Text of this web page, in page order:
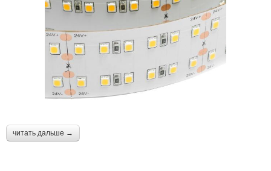
читать дальше →